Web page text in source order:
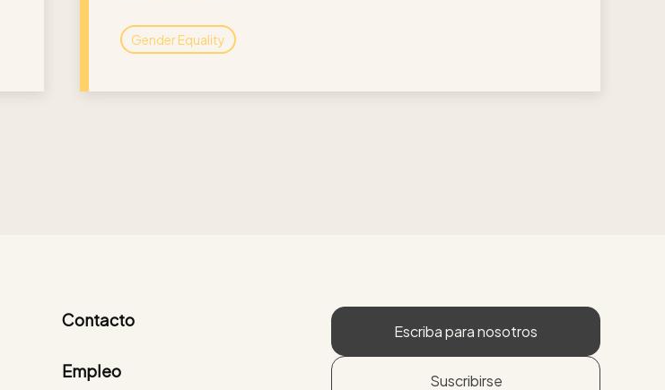
Gender Equality
Contacto
Empleo
Escriba para nosotros
Suscribirse